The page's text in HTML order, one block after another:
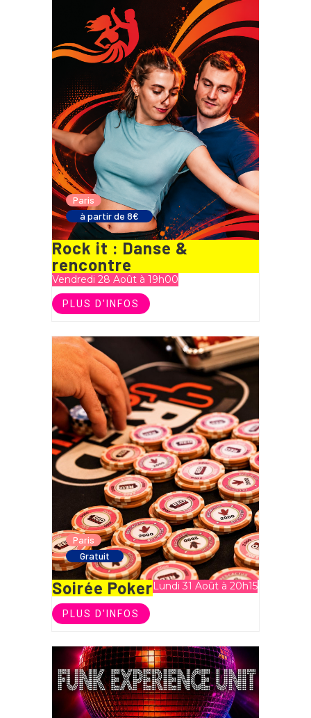
Paris
à partir de 8€
Rock it : Danse &
rencontre
Vendredi 28 Août à 19h00
PLUS D'INFOS
Paris
Gratuit
Soirée PokerLundi 31 Août à 20h15
PLUS D'INFOS